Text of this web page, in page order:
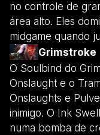
no controle de
área alto. Eles
midgame quando
Grimstroke
O Soulbind do
Onslaught e o
Onslaughts e
inimigo. O Ink
numa bomba de